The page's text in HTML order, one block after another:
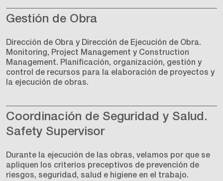
Gestión de Obra
Dirección de Obra y Dirección de Ejecución de Obra.
Monitoring, Project Management y Construction
Management. Planificación, organización, gestión y
control de recursos para la elaboración de proyectos y
la ejecución de obras.
Coordinación de Seguridad y Salud.
Safety Supervisor
Durante la ejecución de las obras, velamos por que se
apliquen los criterios preceptivos de prevención de
riesgos, seguridad, salud e higiene en el trabajo.